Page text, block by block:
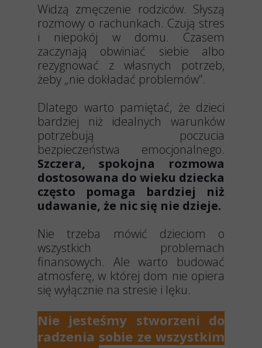
Widzą zmęczenie rodziców. Słyszą
rozmowy o rachunkach. Czują stres
i niepokój w domu. Czasem
zaczynają obwiniać siebie albo
rezygnować z własnych potrzeb,
żeby „nie dokładać problemów”.
Dlatego warto pamiętać, że dzieci
bardziej niż idealnych warunków
potrzebują poczucia
bezpieczeństwa emocjonalnego.
Szczera, spokojna rozmowa
dostosowana do wieku dziecka
często pomaga bardziej niż
udawanie, że nic się nie dzieje.
Nie trzeba mówić dzieciom o
wszystkich problemach
finansowych. Ale warto budować
atmosferę, w której dom nie opiera
się wyłącznie na stresie i lęku.
Nie jesteśmy stworzeni do
radzenia sobie ze wszystkim